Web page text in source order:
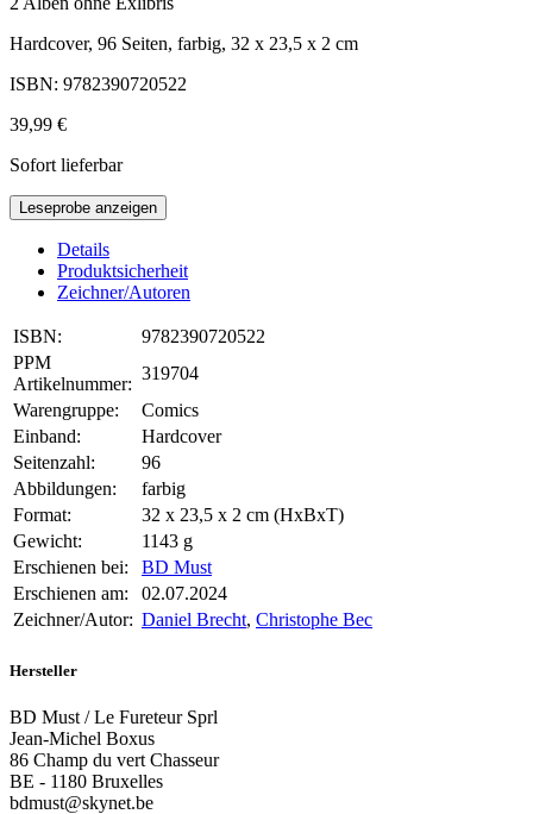
Hardcover, 96 Seiten, farbig, 32 x 23,5 x 2 cm
ISBN: 9782390720522
39,99 €
Sofort lieferbar
Leseprobe anzeigen
Details
Produktsicherheit
Zeichner/Autoren
ISBN:
9782390720522
PPM
Artikelnummer:
319704
Warengruppe:
Comics
Einband:
Hardcover
Seitenzahl:
96
Abbildungen:
farbig
Format:
32 x 23,5 x 2 cm (HxBxT)
Gewicht:
1143 g
Erschienen bei:
BD Must
Erschienen am:
02.07.2024
Zeichner/Autor: Daniel Brecht, Christophe Bec
Hersteller
BD Must / Le Fureteur Sprl
Jean-Michel Boxus
86 Champ du vert Chasseur
BE - 1180 Bruxelles
bdmust@skynet.be